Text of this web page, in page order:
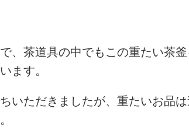
、茶道具の中でもこの重たい茶
ます。
いただきましたが、重たいお品